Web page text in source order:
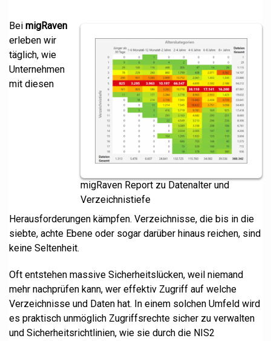
migRaven Report zu Datenalter und
Verzeichnistiefe
Bei migRaven
erleben wir
täglich, wie
Unternehmen
mit diesen
Herausforderungen kämpfen. Verzeichnisse, die bis in die
siebte, achte Ebene oder sogar darüber hinaus reichen, sind
keine Seltenheit.
Oft entstehen massive Sicherheitslücken, weil niemand
mehr nachprüfen kann, wer effektiv Zugriff auf welche
Verzeichnisse und Daten hat. In einem solchen Umfeld wird
es praktisch unmöglich Zugriffsrechte sicher zu verwalten
und Sicherheitsrichtlinien, wie sie durch die NIS2